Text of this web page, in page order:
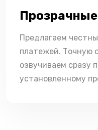
Предлагаем
платежей. Точную
озвучиваем сразу
установленному